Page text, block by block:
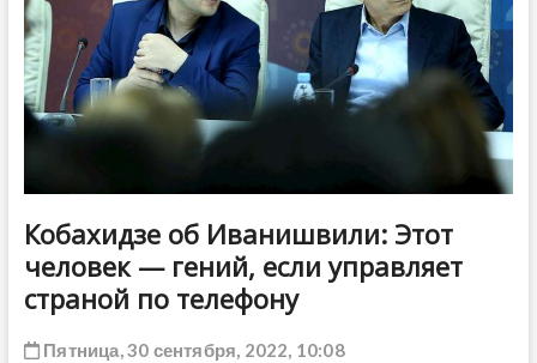
Кобахидзе об Иванишвили: Этот
человек — гений, если управляет
страной по телефону
Пятница, 30 сентября, 2022, 10:08